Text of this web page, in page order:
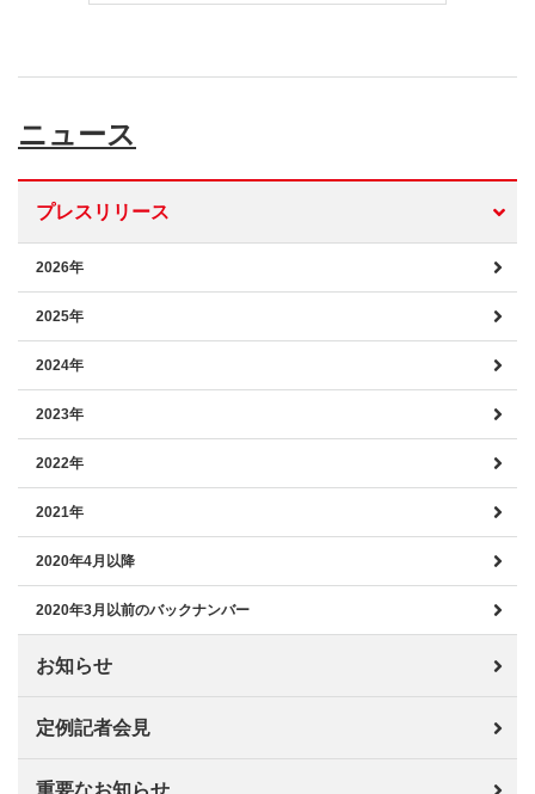
ニュース
プレスリリース
2026年
2025年
2024年
2023年
2022年
2021年
2020年4月以降
2020年3月以前のバックナンバー
お知らせ
定例記者会見
重要なお知らせ